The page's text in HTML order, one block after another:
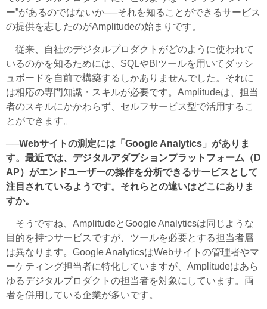
ー”があるのではないか──それを知ることができるサービス
の提供を志したのがAmplitudeの始まりです。
従来、自社のデジタルプロダクトがどのように使われて
いるのかを知るためには、SQLやBIツールを用いてダッシ
ュボードを自前で構築するしかありませんでした。それに
は相応の専門知識・スキルが必要です。Amplitudeは、担当
者のスキルにかかわらず、セルフサービス型で活用するこ
とができます。
──Webサイトの測定には「Google Analytics」がありま
す。最近では、デジタルアダプションプラットフォーム（D
AP）がエンドユーザーの操作を分析できるサービスとして
注目されているようです。それらとの違いはどこにありま
すか。
そうですね、AmplitudeとGoogle Analyticsは同じような
目的を持つサービスですが、ツールを必要とする担当者層
は異なります。Google AnalyticsはWebサイトの管理者やマ
ーケティング担当者に特化していますが、Amplitudeはあら
ゆるデジタルプロダクトの担当者を対象にしています。両
者を併用している企業が多いです。